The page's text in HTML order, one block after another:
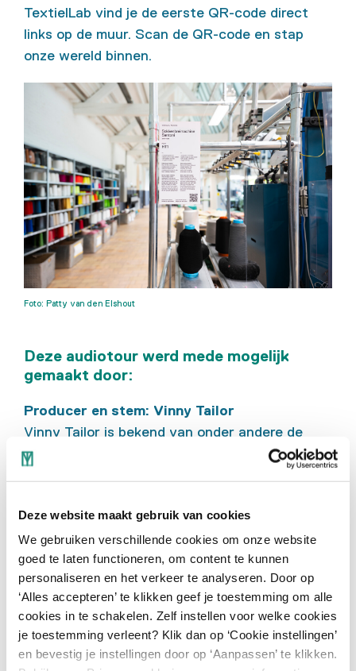
Deze website maakt gebruik van cookies
We gebruiken verschillende cookies om onze website
goed te laten functioneren, om content te kunnen
personaliseren en het verkeer te analyseren. Door op
‘Alles accepteren’ te klikken geef je toestemming om alle
cookies in te schakelen. Zelf instellen voor welke cookies
je toestemming verleent? Klik dan op ‘Cookie instellingen’
en bevestig je instellingen door op ‘Aanpassen’ te klikken.
TextielLab vind je de eerste QR-code direct
links op de muur. Scan de QR-code en stap
onze wereld binnen.
Foto: Patty van den Elshout
Deze audiotour werd mede mogelijk
gemaakt door:
Producer en stem: Vinny Tailor
Vinny Tailor is bekend van onder andere de
NPO Radio 2 Podcast 'Domme Vragen Bestaan
Wel' en 'Onderbelichte geschiedenis' van het
Research: Merel Kamp
Merel Kamp is schrijver, maker en docent aan
de Koninklijke Academie voor Beeldende
Kunsten. Ze schrijft voor onder andere
Trouw, NRC en De Groene Amsterdammer.
Script: Anne Dilven